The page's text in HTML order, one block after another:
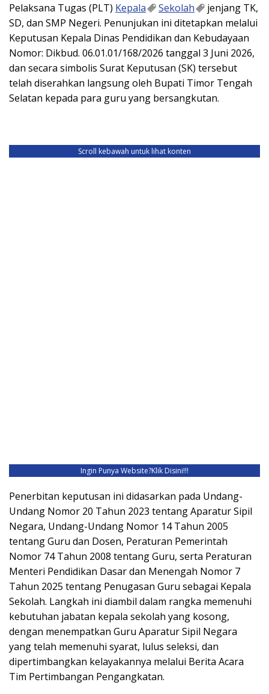
Pelaksana Tugas (PLT) Kepala Sekolah
jenjang TK,
SD, dan SMP Negeri. Penunjukan ini ditetapkan melalui
Keputusan Kepala Dinas Pendidikan dan Kebudayaan
Nomor: Dikbud. 06.01.01/168/2026 tanggal 3 Juni 2026,
dan secara simbolis Surat Keputusan (SK) tersebut
telah diserahkan langsung oleh Bupati Timor Tengah
Selatan kepada para guru yang bersangkutan.
Scroll kebawah untuk lihat konten
Ingin Punya Website?Klik Disini!!!
Penerbitan keputusan ini didasarkan pada Undang-
Undang Nomor 20 Tahun 2023 tentang Aparatur Sipil
Negara, Undang-Undang Nomor 14 Tahun 2005
tentang Guru dan Dosen, Peraturan Pemerintah
Nomor 74 Tahun 2008 tentang Guru, serta Peraturan
Menteri Pendidikan Dasar dan Menengah Nomor 7
Tahun 2025 tentang Penugasan Guru sebagai Kepala
Sekolah. Langkah ini diambil dalam rangka memenuhi
kebutuhan jabatan kepala sekolah yang kosong,
dengan menempatkan Guru Aparatur Sipil Negara
yang telah memenuhi syarat, lulus seleksi, dan
dipertimbangkan kelayakannya melalui Berita Acara
Tim Pertimbangan Pengangkatan.